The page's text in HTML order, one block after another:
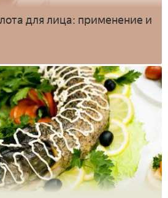
для лица: применение и